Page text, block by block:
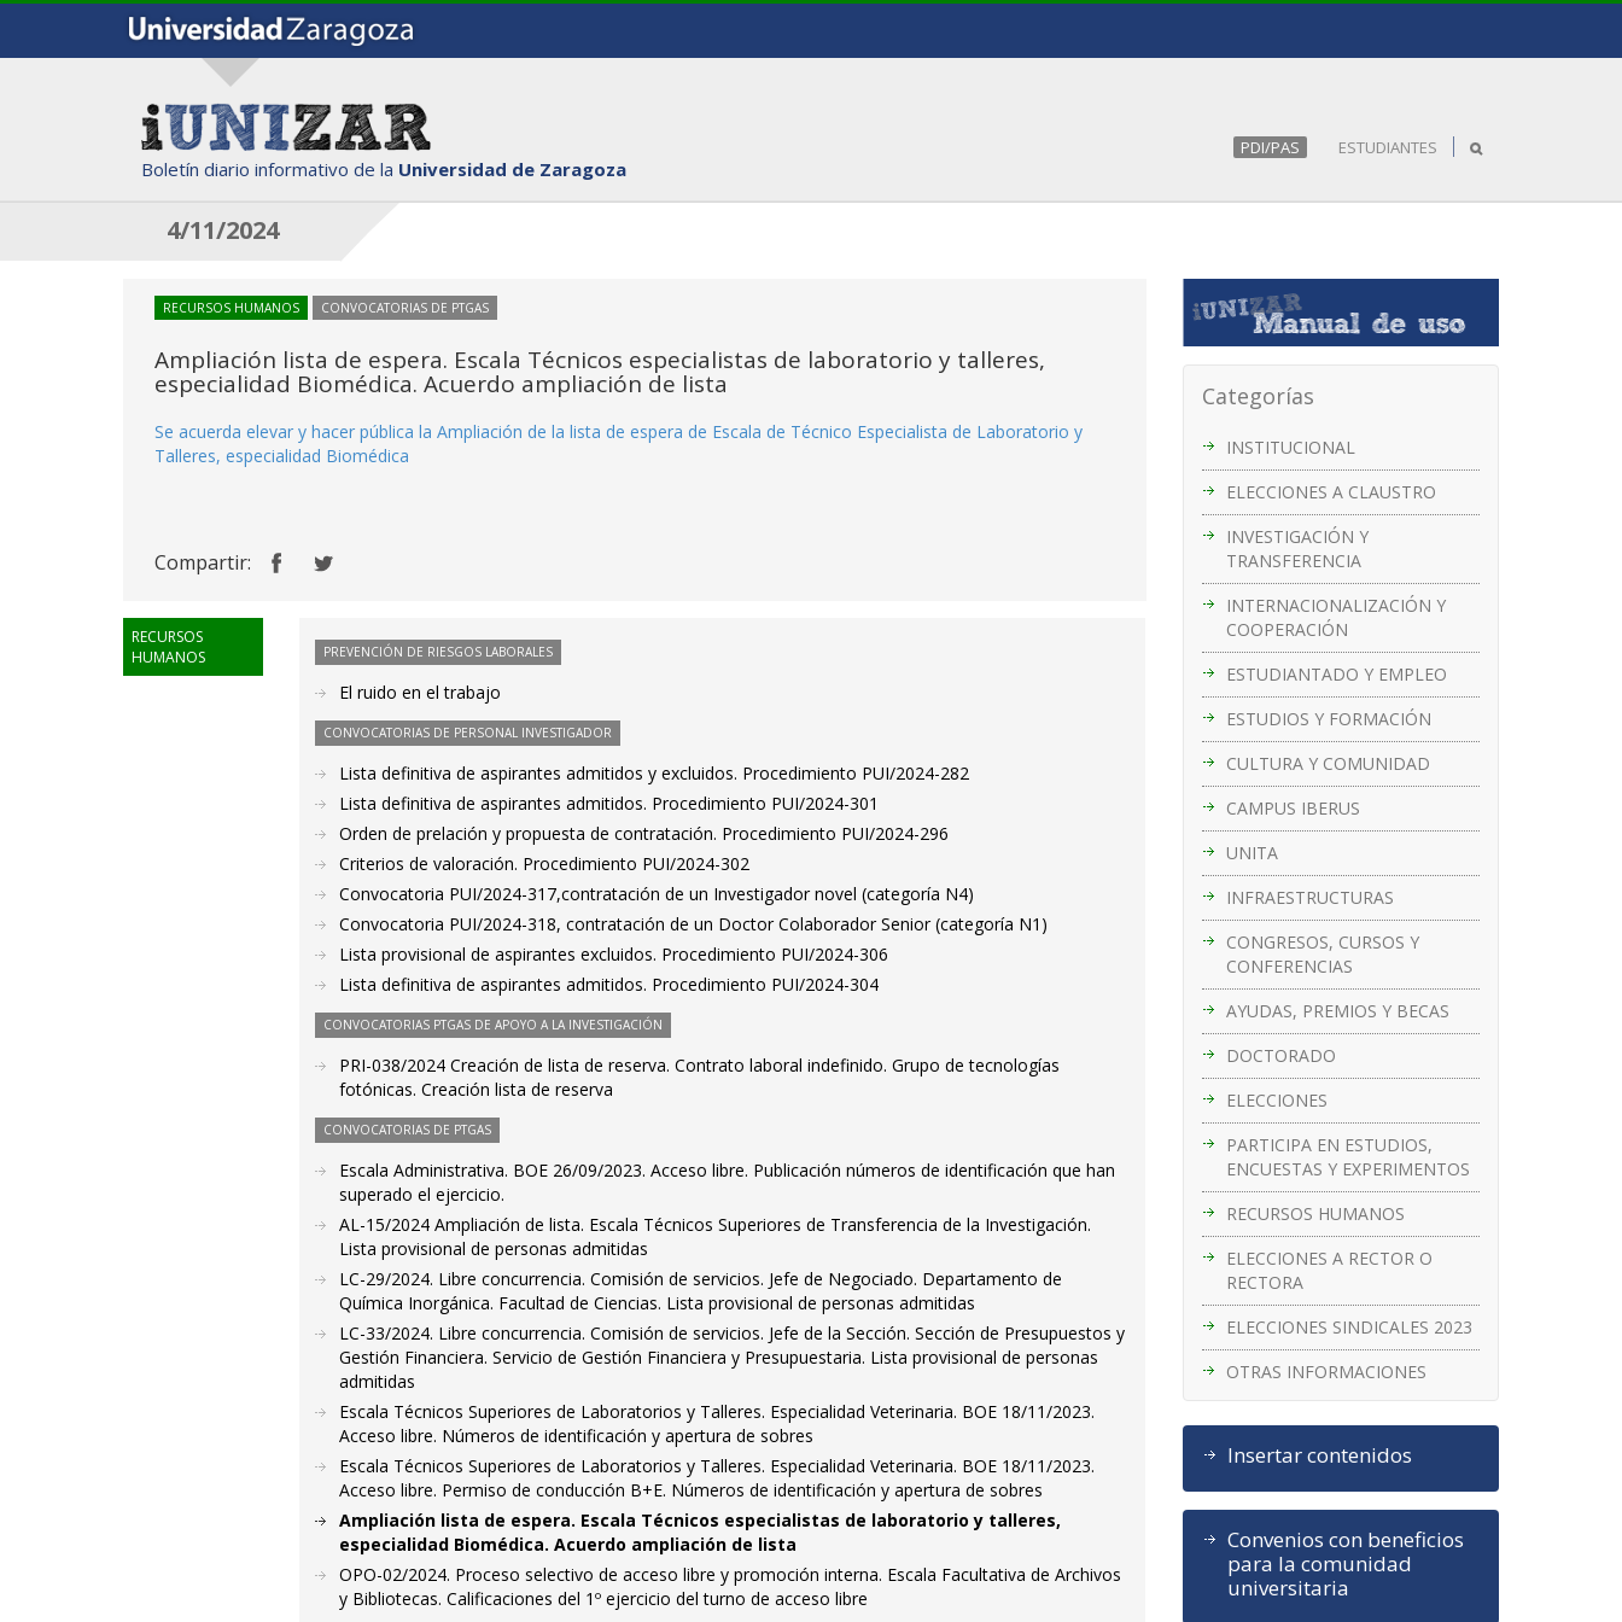
Boletín diario informativo de la Universidad de Zaragoza
PDI/PAS ESTUDIANTES
4/11/2024
Categorías
INSTITUCIONAL
ELECCIONES A CLAUSTRO
INVESTIGACIÓN Y
TRANSFERENCIA
INTERNACIONALIZACIÓN Y
COOPERACIÓN
ESTUDIANTADO Y EMPLEO
ESTUDIOS Y FORMACIÓN
CULTURA Y COMUNIDAD
CAMPUS IBERUS
UNITA
INFRAESTRUCTURAS
CONGRESOS, CURSOS Y
CONFERENCIAS
AYUDAS, PREMIOS Y BECAS
DOCTORADO
ELECCIONES
PARTICIPA EN ESTUDIOS,
ENCUESTAS Y EXPERIMENTOS
RECURSOS HUMANOS
ELECCIONES A RECTOR O
RECTORA
ELECCIONES SINDICALES 2023
OTRAS INFORMACIONES
Insertar contenidos
Convenios con beneficios
para la comunidad
universitaria
RECURSOS HUMANOS CONVOCATORIAS DE PTGAS
Ampliación lista de espera. Escala Técnicos especialistas de laboratorio y talleres,
especialidad Biomédica. Acuerdo ampliación de lista
Se acuerda elevar y hacer pública la Ampliación de la lista de espera de Escala de Técnico Especialista de Laboratorio y
Talleres, especialidad Biomédica
Compartir:
RECURSOS
HUMANOS
PREVENCIÓN DE RIESGOS LABORALES
El ruido en el trabajo
CONVOCATORIAS DE PERSONAL INVESTIGADOR
Lista definitiva de aspirantes admitidos y excluidos. Procedimiento PUI/2024-282
Lista definitiva de aspirantes admitidos. Procedimiento PUI/2024-301
Orden de prelación y propuesta de contratación. Procedimiento PUI/2024-296
Criterios de valoración. Procedimiento PUI/2024-302
Convocatoria PUI/2024-317,contratación de un Investigador novel (categoría N4)
Convocatoria PUI/2024-318, contratación de un Doctor Colaborador Senior (categoría N1)
Lista provisional de aspirantes excluidos. Procedimiento PUI/2024-306
Lista definitiva de aspirantes admitidos. Procedimiento PUI/2024-304
CONVOCATORIAS PTGAS DE APOYO A LA INVESTIGACIÓN
PRI-038/2024 Creación de lista de reserva. Contrato laboral indefinido. Grupo de tecnologías
fotónicas. Creación lista de reserva
CONVOCATORIAS DE PTGAS
Escala Administrativa. BOE 26/09/2023. Acceso libre. Publicación números de identificación que han
superado el ejercicio.
AL-15/2024 Ampliación de lista. Escala Técnicos Superiores de Transferencia de la Investigación.
Lista provisional de personas admitidas
LC-29/2024. Libre concurrencia. Comisión de servicios. Jefe de Negociado. Departamento de
Química Inorgánica. Facultad de Ciencias. Lista provisional de personas admitidas
LC-33/2024. Libre concurrencia. Comisión de servicios. Jefe de la Sección. Sección de Presupuestos y
Gestión Financiera. Servicio de Gestión Financiera y Presupuestaria. Lista provisional de personas
admitidas
Escala Técnicos Superiores de Laboratorios y Talleres. Especialidad Veterinaria. BOE 18/11/2023.
Acceso libre. Números de identificación y apertura de sobres
Escala Técnicos Superiores de Laboratorios y Talleres. Especialidad Veterinaria. BOE 18/11/2023.
Acceso libre. Permiso de conducción B+E. Números de identificación y apertura de sobres
Ampliación lista de espera. Escala Técnicos especialistas de laboratorio y talleres,
especialidad Biomédica. Acuerdo ampliación de lista
OPO-02/2024. Proceso selectivo de acceso libre y promoción interna. Escala Facultativa de Archivos
y Bibliotecas. Calificaciones del 1º ejercicio del turno de acceso libre